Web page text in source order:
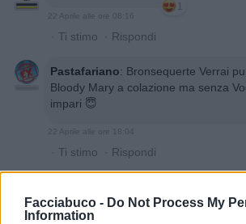
Facciabuco - Do Not Process My
Information
1
22 Aprile alle ore 08:16
· Ti stimo · Rispondi
Pastafariano: Bronsequerte Verrai
Bloody Mary a colazione ma senza
impari 😇
22 Aprile alle ore 18:04
· Ti stimo · Rispondi
1
23 Aprile alle ore 11:57